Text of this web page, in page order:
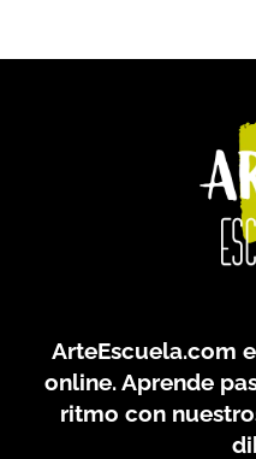
ArteEscuela.com
online. Aprende
ritmo con